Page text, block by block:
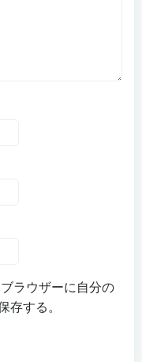
ラウザーに自分の
する。